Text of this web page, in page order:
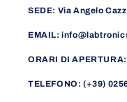
SEDE: Via Angelo
EMAIL:
ORARI DI
TELEFONO: (+39)